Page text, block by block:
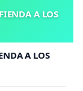
A LOS
A LOS